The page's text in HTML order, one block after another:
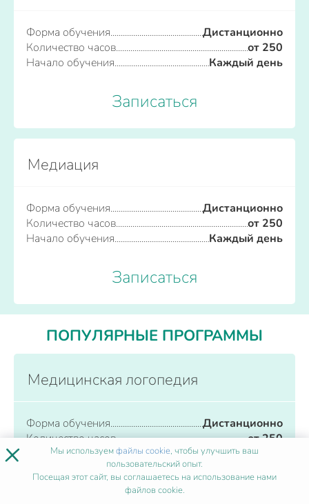
Форма обучения
Дистанционно
Количество часов
от 250
Начало обучения
Каждый день
Записаться
Медиация
Форма обучения
Дистанционно
Количество часов
от 250
Начало обучения
Каждый день
Записаться
ПОПУЛЯРНЫЕ ПРОГРАММЫ
Медицинская логопедия
Форма обучения
Дистанционно
Количество часов
от 250
Начало обучения
Каждый день
Записаться
× Мы используемфайлы cookie, чтобы улучшить ваш
пользовательский опыт.
Посещая этот сайт, вы соглашаетесь на использование нами
файлов cookie.